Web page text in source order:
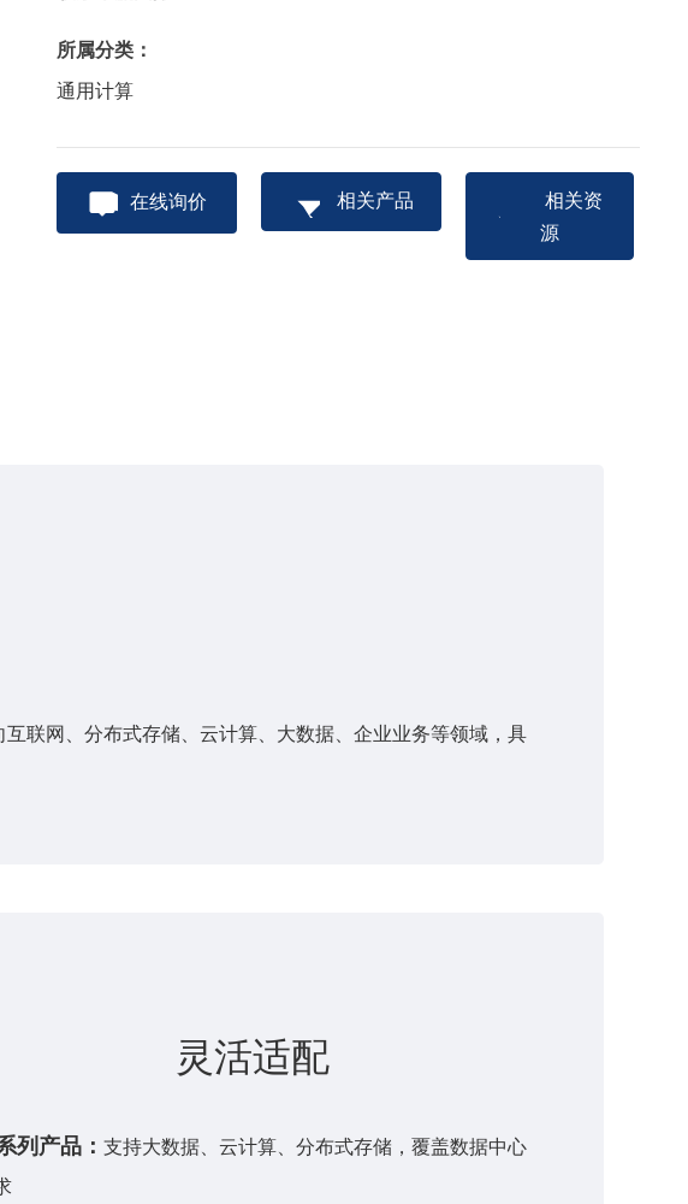
所属分类：
通用计算
在线询价 相关产品
相关资
源
联网、分布式存储、云计算、大数据、企业业务等领域，具
灵活适配
列产品：支持大数据、云计算、分布式存储，覆盖数据中心